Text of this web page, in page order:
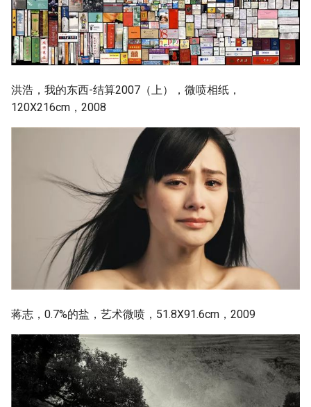
洪浩，我的东西-结算2007（上），微喷相纸，
120X216cm，2008
蒋志，0.7%的盐，艺术微喷，51.8X91.6cm，2009